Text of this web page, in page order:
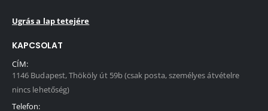
Ugrás a lap tetejére
KAPCSOLAT
CÍM:
1146 Budapest, Thököly út 59b (csak posta, személyes átvételre
nincs lehetőség)
Telefon: